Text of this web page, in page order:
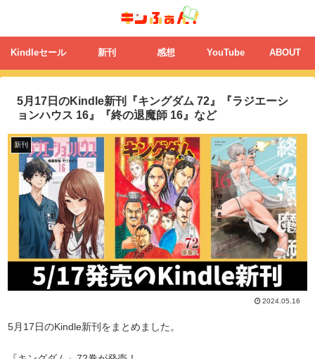
Kindleセール 新刊 感想 YouTube ABOUT
5月17日のKindle新刊『キングダム 72』『ラジエーシ
ョンハウス 16』『終の退魔師 16』など
新刊
2024.05.16
5月17日のKindle新刊をまとめました。